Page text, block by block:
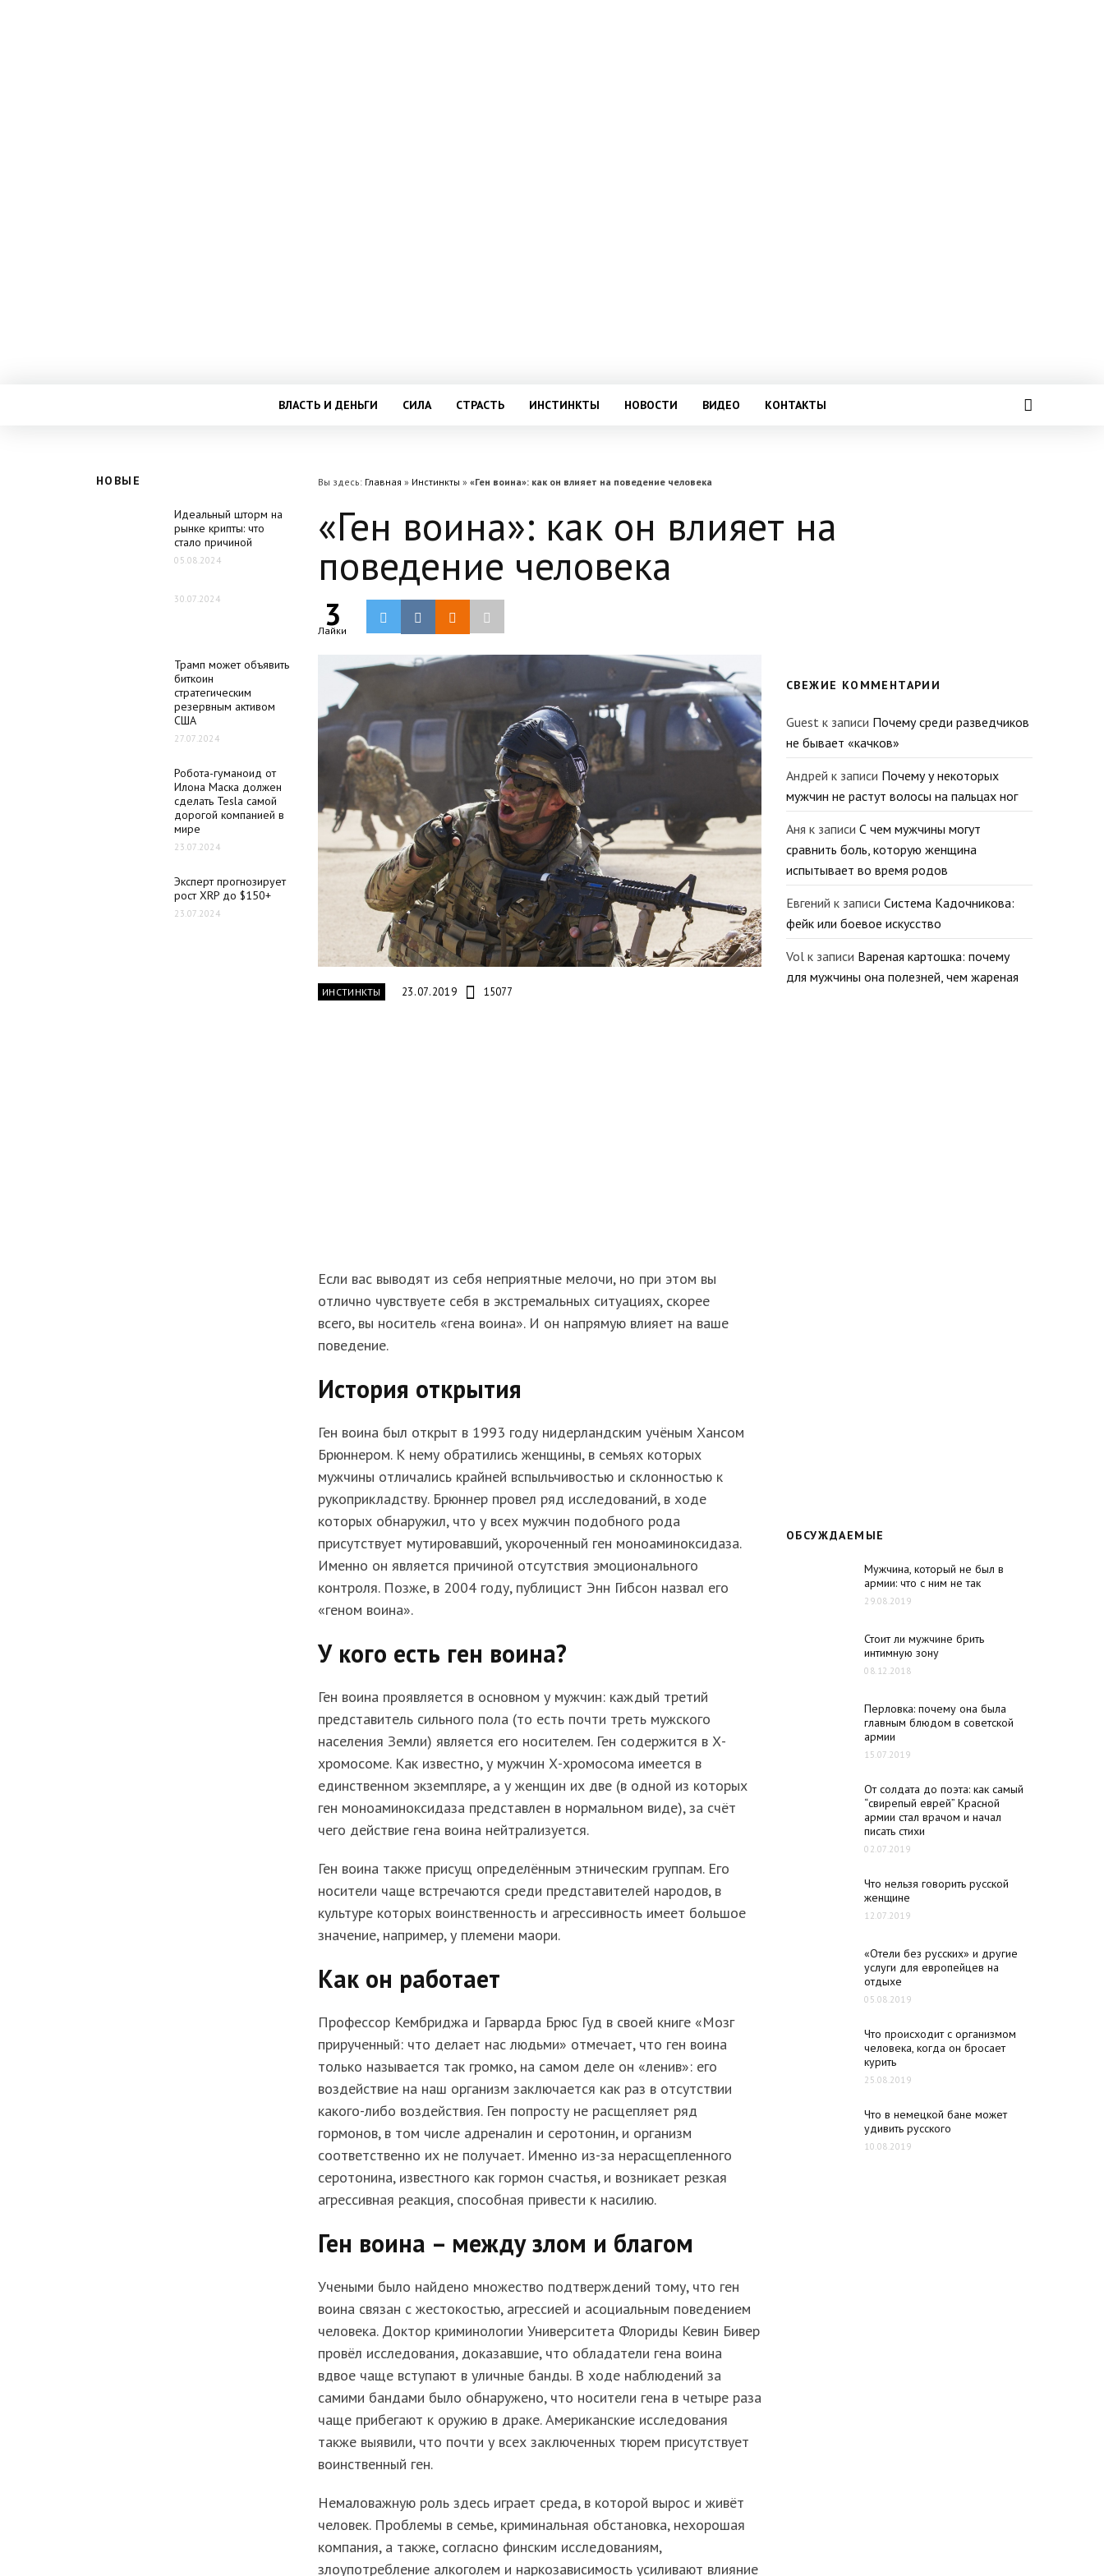
ВЛАСТЬ И ДЕНЬГИ СИЛА СТРАСТЬ ИНСТИНКТЫ НОВОСТИ ВИДЕО КОНТАКТЫ
НОВЫЕ
Идеальный шторм на
рынке крипты: что
стало причиной
05.08.2024
30.07.2024
Трамп может объявить
биткоин
стратегическим
резервным активом
США
27.07.2024
Робота-гуманоид от
Илона Маска должен
сделать Tesla самой
дорогой компанией в
мире
23.07.2024
Эксперт прогнозирует
рост XRP до $150+
23.07.2024
Вы здесь: Главная » Инстинкты » «Ген воина»: как он влияет на поведение человека
«Ген воина»: как он влияет на
поведение человека
3
Лайки
ИНСТИНКТЫ 23.07.2019 15077
Если вас выводят из себя неприятные мелочи, но при этом вы
отлично чувствуете себя в экстремальных ситуациях, скорее
всего, вы носитель «гена воина». И он напрямую влияет на ваше
поведение.
История открытия
Ген воина был открыт в 1993 году нидерландским учёным Хансом
Брюннером. К нему обратились женщины, в семьях которых
мужчины отличались крайней вспыльчивостью и склонностью к
рукоприкладству. Брюннер провел ряд исследований, в ходе
которых обнаружил, что у всех мужчин подобного рода
присутствует мутировавший, укороченный ген моноаминоксидаза.
Именно он является причиной отсутствия эмоционального
контроля. Позже, в 2004 году, публицист Энн Гибсон назвал его
«геном воина».
У кого есть ген воина?
Ген воина проявляется в основном у мужчин: каждый третий
представитель сильного пола (то есть почти треть мужского
населения Земли) является его носителем. Ген содержится в Х-
хромосоме. Как известно, у мужчин Х-хромосома имеется в
единственном экземпляре, а у женщин их две (в одной из которых
ген моноаминоксидаза представлен в нормальном виде), за счёт
чего действие гена воина нейтрализуется.
Ген воина также присущ определённым этническим группам. Его
носители чаще встречаются среди представителей народов, в
культуре которых воинственность и агрессивность имеет большое
значение, например, у племени маори.
Как он работает
Профессор Кембриджа и Гарварда Брюс Гуд в своей книге «Мозг
прирученный: что делает нас людьми» отмечает, что ген воина
только называется так громко, на самом деле он «ленив»: его
воздействие на наш организм заключается как раз в отсутствии
какого-либо воздействия. Ген попросту не расщепляет ряд
гормонов, в том числе адреналин и серотонин, и организм
соответственно их не получает. Именно из-за нерасщепленного
серотонина, известного как гормон счастья, и возникает резкая
агрессивная реакция, способная привести к насилию.
Ген воина – между злом и благом
Учеными было найдено множество подтверждений тому, что ген
воина связан с жестокостью, агрессией и асоциальным поведением
человека. Доктор криминологии Университета Флориды Кевин Бивер
провёл исследования, доказавшие, что обладатели гена воина
вдвое чаще вступают в уличные банды. В ходе наблюдений за
самими бандами было обнаружено, что носители гена в четыре раза
чаще прибегают к оружию в драке. Американские исследования
также выявили, что почти у всех заключенных тюрем присутствует
воинственный ген.
Немаловажную роль здесь играет среда, в которой вырос и живёт
человек. Проблемы в семье, криминальная обстановка, нехорошая
компания, а также, согласно финским исследованиям,
злоупотребление алкоголем и наркозависимость усиливают влияние
СВЕЖИЕ КОММЕНТАРИИ
Guest к записи Почему среди разведчиков
не бывает «качков»
Андрей к записи Почему у некоторых
мужчин не растут волосы на пальцах ног
Аня к записи С чем мужчины могут
сравнить боль, которую женщина
испытывает во время родов
Евгений к записи Система Кадочникова:
фейк или боевое искусство
Vol к записи Вареная картошка: почему
для мужчины она полезней, чем жареная
ОБСУЖДАЕМЫЕ
Мужчина, который не был в
армии: что с ним не так
29.08.2019
Стоит ли мужчине брить
интимную зону
08.12.2018
Перловка: почему она была
главным блюдом в советской
армии
15.07.2019
От солдата до поэта: как самый
“свирепый еврей” Красной
армии стал врачом и начал
писать стихи
02.07.2019
Что нельзя говорить русской
женщине
12.07.2019
«Отели без русских» и другие
услуги для европейцев на
отдыхе
05.08.2019
Что происходит с организмом
человека, когда он бросает
курить
25.08.2019
Что в немецкой бане может
удивить русского
10.08.2019